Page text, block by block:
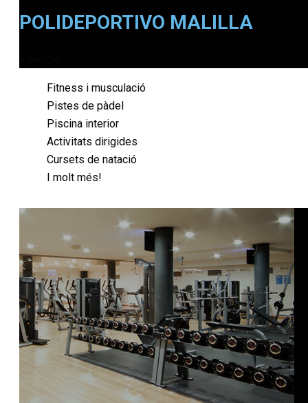
POLIDEPORTIVO MALILLA
Fitness i musculació
Pistes de pàdel
Piscina interior
Activitats dirigides
Cursets de natació
I molt més!